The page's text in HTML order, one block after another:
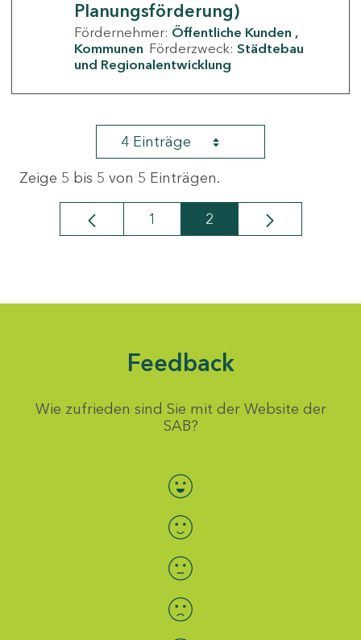
Planungsförderung)
Fördernehmer: Öffentliche Kunden
Kommunen Förderzweck: Städtebau
und Regionalentwicklung
4 Einträge
Zeige 5 bis 5 von 5 Einträgen.
Seite
1 Seite
2
Feedback
Wie zufrieden sind Sie mit der Website der
SAB?
Bewertung auswählen